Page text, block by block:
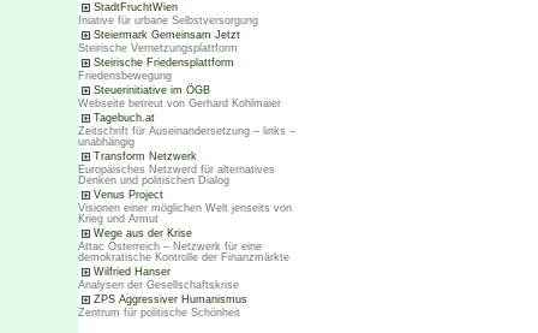
StadtFruchtWien
Iniative für urbane Selbstversorgung
Steiermark Gemeinsam Jetzt
Steirische Vernetzungsplattform
Steirische Friedensplattform
Friedensbewegung
Steuerinitiative im ÖGB
Webseite betreut von Gerhard Kohlmaier
Tagebuch.at
Zeitschrift für Auseinandersetzung – links –
unabhängig
Transform Netzwerk
Europäisches Netzwerd für alternatives
Denken und politischen Dialog
Venus Project
Visionen einer möglichen Welt jenseits von
Krieg und Armut
Wege aus der Krise
Attac Österreich – Netzwerk für eine
demokratische Kontrolle der Finanzmärkte
Wilfried Hanser
Analysen der Gesellschaftskrise
ZPS Aggressiver Humanismus
Zentrum für politische Schönheit